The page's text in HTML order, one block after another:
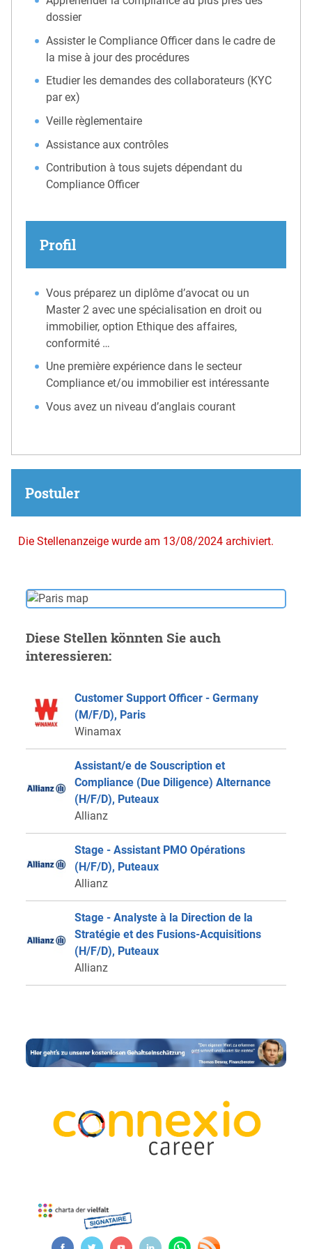
dossier
Assister le Compliance Officer dans le cadre de
la mise à jour des procédures
Etudier les demandes des collaborateurs (KYC
par ex)
Veille règlementaire
Assistance aux contrôles
Contribution à tous sujets dépendant du
Compliance Officer
Profil
Vous préparez un diplôme d’avocat ou un
Master 2 avec une spécialisation en droit ou
immobilier, option Ethique des affaires,
conformité …
Une première expérience dans le secteur
Compliance et/ou immobilier est intéressante
Vous avez un niveau d’anglais courant
Postuler
Die Stellenanzeige wurde am 13/08/2024 archiviert.
Diese Stellen könnten Sie auch
interessieren:
Customer Support Officer - Germany
(M/F/D), Paris
Winamax
Assistant/e de Souscription et
Compliance (Due Diligence) Alternance
(H/F/D), Puteaux
Allianz
Stage - Assistant PMO Opérations
(H/F/D), Puteaux
Allianz
Stage - Analyste à la Direction de la
Stratégie et des Fusions-Acquisitions
(H/F/D), Puteaux
Allianz